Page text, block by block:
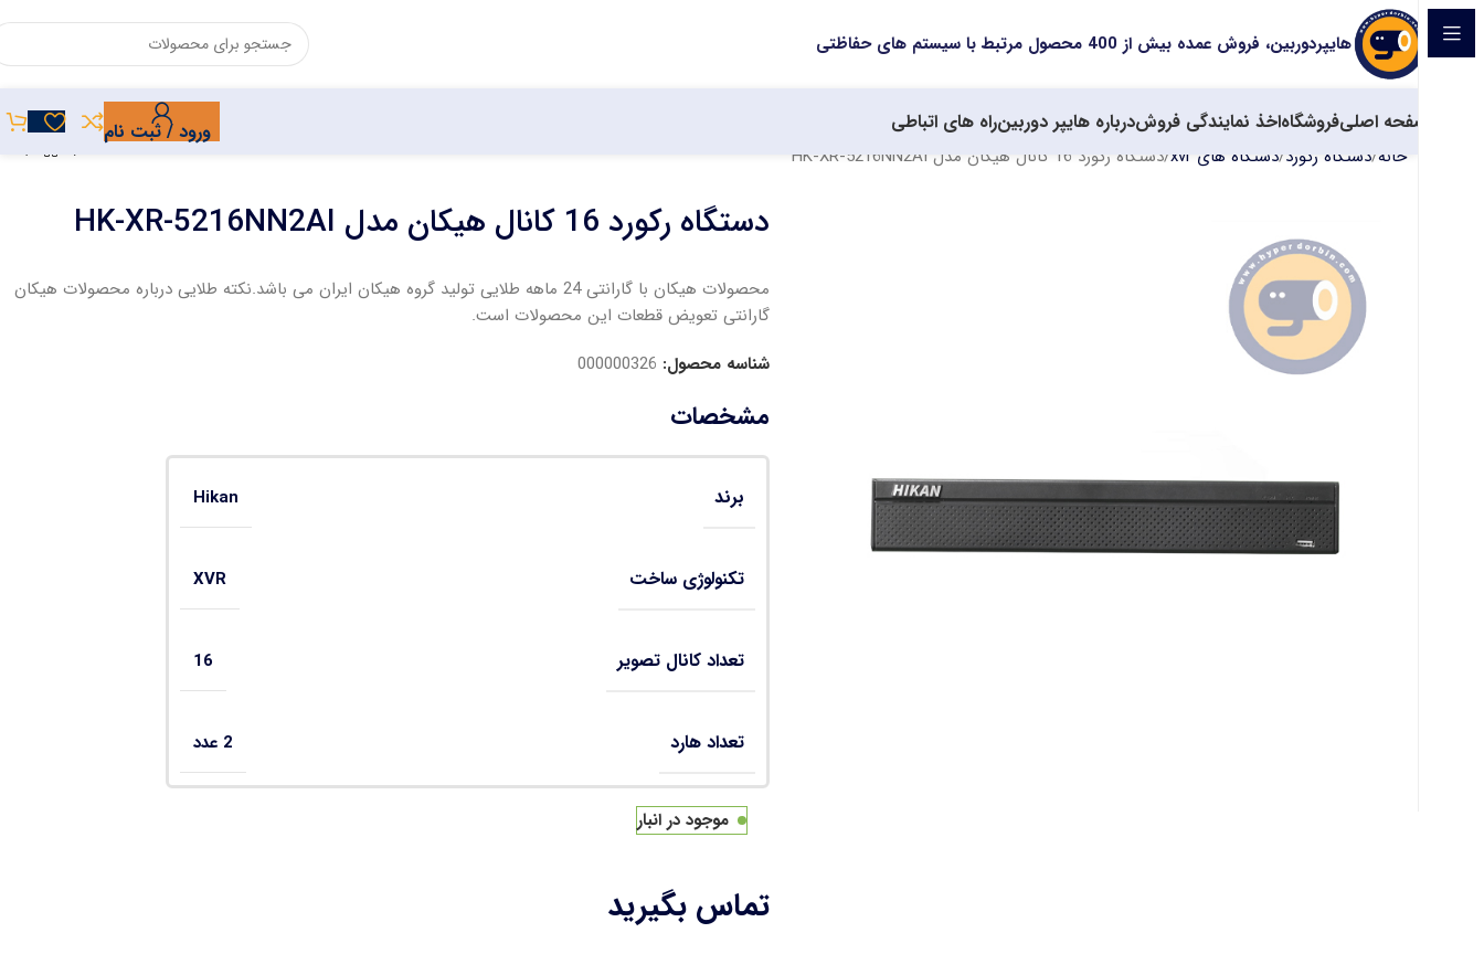
هایپردوربین، فروش عمده بیش از 400 محصول مرتبط با سیستم های حفاظتی
صفحه اصلیفروشگاهاخذ نمایندگی فروشدرباره هایپر دوربینراه های اتباطی ورود / ثبت نام
خانه دستگاه رکورد دستگاه های xvr دستگاه رکورد 16 کانال هیکان مدل HK-XR-5216NN2AI
دستگاه رکورد 16 کانال هیکان مدل HK-XR-5216NN2AI
محصولات هیکان با گارانتی 24 ماهه طلایی تولید گروه هیکان ایران می باشد.نکته طلایی درباره محصولات هیکان
گارانتی تعویض قطعات این محصولات است.
شناسه محصول: 000000326
مشخصات
برند Hikan
تکنولوژی ساخت XVR
تعداد کانال تصویر 16
تعداد هارد 2 عدد
موجود در انبار
تماس بگیرید